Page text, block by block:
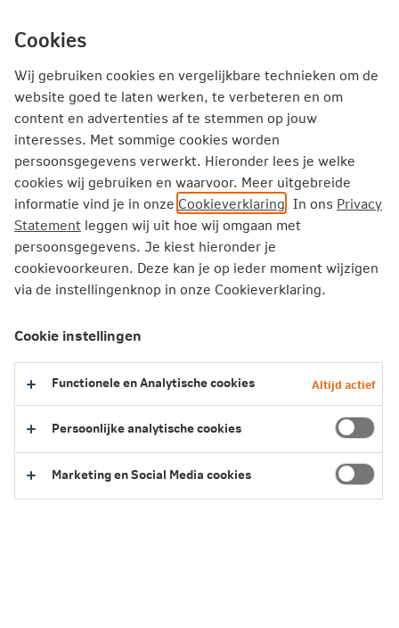
direct
naar
Producten Service en Contact Inspiratie
Particulier Zorgverzekering
Vergoedingen
Valpreventie
Valpreventie
Heb je een hoog risico om te vallen? En daarbij ook andere
lichamelijke of psychische problemen? Dan krijg je een
beweegprogramma voor valpreventie vergoed.
2025
Terug naar het overzicht van vergoedingen
Cookies
Wij gebruiken cookies en vergelijkbare technieken om de
website goed te laten werken, te verbeteren en om
content en advertenties af te stemmen op jouw
interesses. Met sommige cookies worden
persoonsgegevens verwerkt. Hieronder lees je welke
cookies wij gebruiken en waarvoor. Meer uitgebreide
informatie vind je in onze Cookieverklaring. In ons Privacy
Statement leggen wij uit hoe wij omgaan met
persoonsgegevens. Je kiest hieronder je
cookievoorkeuren. Deze kan je op ieder moment wijzigen
via de instellingenknop in onze Cookieverklaring.
Cookie instellingen
Functionele en Analytische cookies Altijd actief
Persoonlijke analytische cookies
Marketing en Social Media cookies